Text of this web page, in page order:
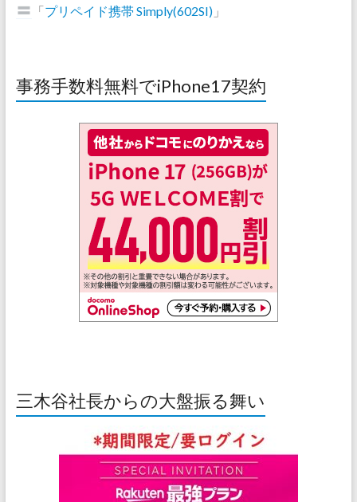
「プリペイド携帯 Simply(602SI)」
事務手数料無料でiPhone17契約
三木谷社長からの大盤振る舞い